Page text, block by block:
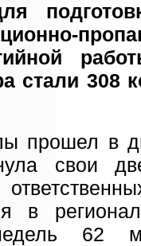
стали 308
прошел в
свои
в
62